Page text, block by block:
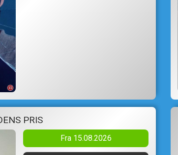
PRIS
Fra 15.08.2026